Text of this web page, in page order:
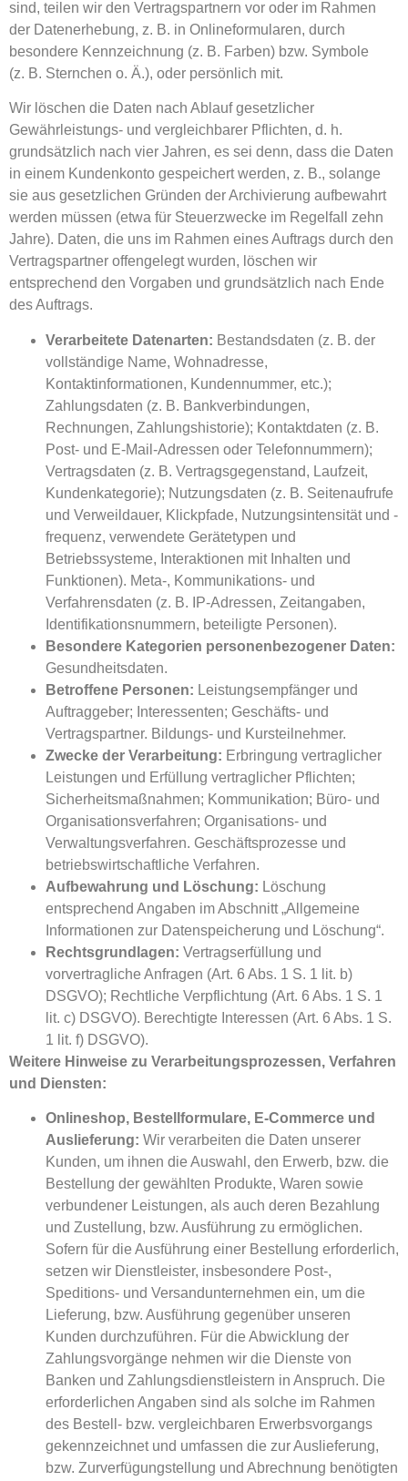
sind, teilen wir den Vertragspartnern vor oder im Rahmen
der Datenerhebung, z. B. in Onlineformularen, durch
besondere Kennzeichnung (z. B. Farben) bzw. Symbole
(z. B. Sternchen o. Ä.), oder persönlich mit.
Wir löschen die Daten nach Ablauf gesetzlicher
Gewährleistungs- und vergleichbarer Pflichten, d. h.
grundsätzlich nach vier Jahren, es sei denn, dass die Daten
in einem Kundenkonto gespeichert werden, z. B., solange
sie aus gesetzlichen Gründen der Archivierung aufbewahrt
werden müssen (etwa für Steuerzwecke im Regelfall zehn
Jahre). Daten, die uns im Rahmen eines Auftrags durch den
Vertragspartner offengelegt wurden, löschen wir
entsprechend den Vorgaben und grundsätzlich nach Ende
des Auftrags.
Verarbeitete Datenarten: Bestandsdaten (z. B. der
vollständige Name, Wohnadresse,
Kontaktinformationen, Kundennummer, etc.);
Zahlungsdaten (z. B. Bankverbindungen,
Rechnungen, Zahlungshistorie); Kontaktdaten (z. B.
Post- und E-Mail-Adressen oder Telefonnummern);
Vertragsdaten (z. B. Vertragsgegenstand, Laufzeit,
Kundenkategorie); Nutzungsdaten (z. B. Seitenaufrufe
und Verweildauer, Klickpfade, Nutzungsintensität und -
frequenz, verwendete Gerätetypen und
Betriebssysteme, Interaktionen mit Inhalten und
Funktionen). Meta-, Kommunikations- und
Verfahrensdaten (z. B. IP-Adressen, Zeitangaben,
Identifikationsnummern, beteiligte Personen).
Besondere Kategorien personenbezogener Daten:
Gesundheitsdaten.
Betroffene Personen: Leistungsempfänger und
Auftraggeber; Interessenten; Geschäfts- und
Vertragspartner. Bildungs- und Kursteilnehmer.
Zwecke der Verarbeitung: Erbringung vertraglicher
Leistungen und Erfüllung vertraglicher Pflichten;
Sicherheitsmaßnahmen; Kommunikation; Büro- und
Organisationsverfahren; Organisations- und
Verwaltungsverfahren. Geschäftsprozesse und
betriebswirtschaftliche Verfahren.
Aufbewahrung und Löschung: Löschung
entsprechend Angaben im Abschnitt „Allgemeine
Informationen zur Datenspeicherung und Löschung“.
Rechtsgrundlagen: Vertragserfüllung und
vorvertragliche Anfragen (Art. 6 Abs. 1 S. 1 lit. b)
DSGVO); Rechtliche Verpflichtung (Art. 6 Abs. 1 S. 1
lit. c) DSGVO). Berechtigte Interessen (Art. 6 Abs. 1 S.
1 lit. f) DSGVO).
Weitere Hinweise zu Verarbeitungsprozessen, Verfahren
und Diensten:
Onlineshop, Bestellformulare, E-Commerce und
Auslieferung: Wir verarbeiten die Daten unserer
Kunden, um ihnen die Auswahl, den Erwerb, bzw. die
Bestellung der gewählten Produkte, Waren sowie
verbundener Leistungen, als auch deren Bezahlung
und Zustellung, bzw. Ausführung zu ermöglichen.
Sofern für die Ausführung einer Bestellung erforderlich,
setzen wir Dienstleister, insbesondere Post-,
Speditions- und Versandunternehmen ein, um die
Lieferung, bzw. Ausführung gegenüber unseren
Kunden durchzuführen. Für die Abwicklung der
Zahlungsvorgänge nehmen wir die Dienste von
Banken und Zahlungsdienstleistern in Anspruch. Die
erforderlichen Angaben sind als solche im Rahmen
des Bestell- bzw. vergleichbaren Erwerbsvorgangs
gekennzeichnet und umfassen die zur Auslieferung,
bzw. Zurverfügungstellung und Abrechnung benötigten